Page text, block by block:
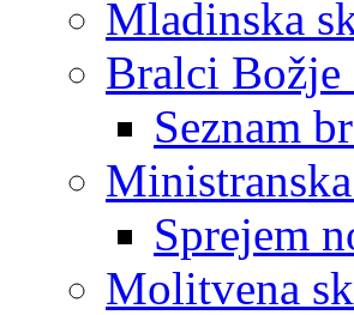
Mladinska
Bralci Božje
Seznam
Sprejem
Molitvena